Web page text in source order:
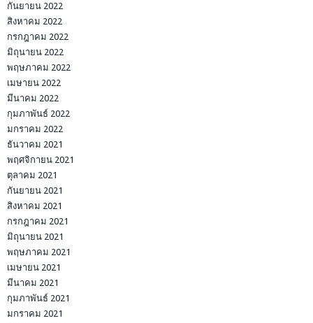
กันยายน 2022
สิงหาคม 2022
กรกฎาคม 2022
มิถุนายน 2022
พฤษภาคม 2022
เมษายน 2022
มีนาคม 2022
กุมภาพันธ์ 2022
มกราคม 2022
ธันวาคม 2021
พฤศจิกายน 2021
ตุลาคม 2021
กันยายน 2021
สิงหาคม 2021
กรกฎาคม 2021
มิถุนายน 2021
พฤษภาคม 2021
เมษายน 2021
มีนาคม 2021
กุมภาพันธ์ 2021
มกราคม 2021